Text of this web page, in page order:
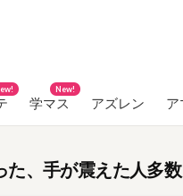
学マス
New!
アズレン ア
、手が震えた人多数